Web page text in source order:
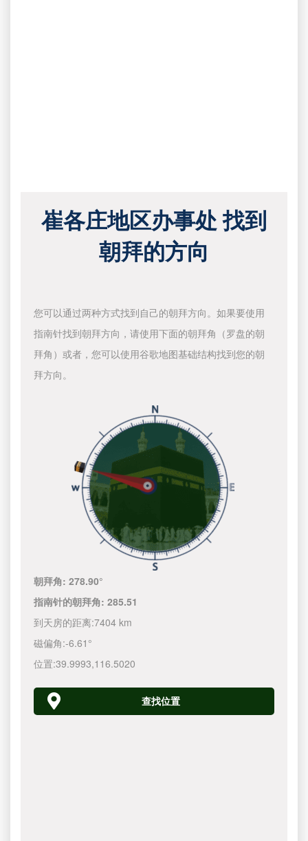
崔各庄地区办事处 找到
朝拜的方向
您可以通过两种方式找到自己的朝拜方向。如果要使用
指南针找到朝拜方向，请使用下面的朝拜角（罗盘的朝
拜角）或者，您可以使用谷歌地图基础结构找到您的朝
拜方向。
朝拜角:278.90°
指南针的朝拜角:285.51
到天房的距离:7404 km
磁偏角:-6.61°
位置:39.9993,116.5020
查找位置